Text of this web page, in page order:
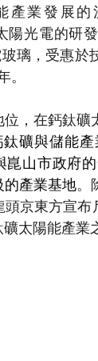
產業發展
光電的研
璃，受惠於
，在鈣鈦
礦與儲能
山市政府
的產業基地。
京東方宣
太陽能產業